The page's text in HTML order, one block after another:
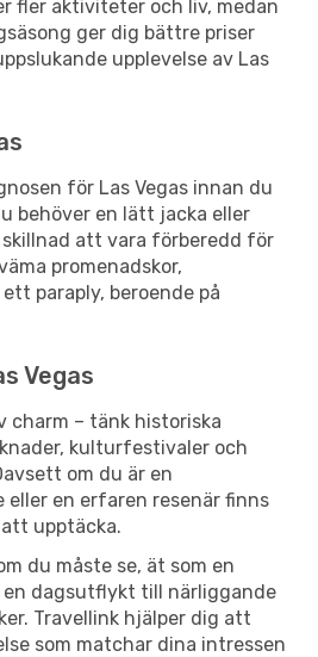
fler aktiviteter och liv, medan
ger dig bättre priser
upplevelse av Las
för Las Vegas innan du
behöver en lätt jacka eller
att vara förberedd för
promenadskor,
paraply, beroende på
Vegas
charm – tänk historiska
kulturfestivaler och
om du är en
eller en erfaren resenär finns
upptäcka.
du måste se, ät som en
en dagsutflykt till närliggande
Travellink hjälper dig att
som matchar dina intressen